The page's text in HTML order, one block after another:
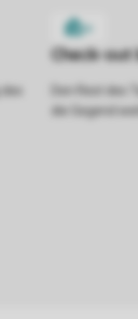
Den Rest des
die Gegend